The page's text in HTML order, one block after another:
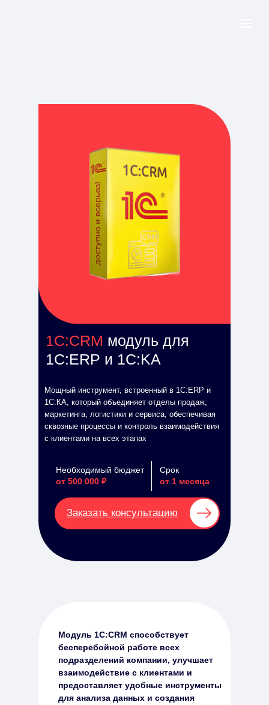
1С:CRM модуль для
1C:ERP и 1C:KA
Необходимый бюджет
от 500 000 ₽
Срок
от 1 месяца
Мощный инструмент, встроенный в 1C:ERP и
1C:КА, который объединяет отделы продаж,
маркетинга, логистики и сервиса, обеспечивая
сквозные процессы и контроль взаимодействия
с клиентами на всех этапах
Заказать консультацию
Модуль 1C:CRM способствует
бесперебойной работе всех
подразделений компании, улучшает
взаимодействие с клиентами и
предоставляет удобные инструменты
для анализа данных и создания